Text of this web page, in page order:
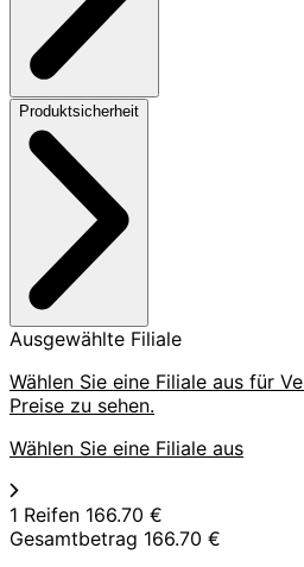
Produktsicherheit
Ausgewählte Filiale
Wählen Sie eine Filiale aus für
Preise zu sehen.
Wählen Sie eine Filiale aus
1 Reifen 166.70 €
Gesamtbetrag 166.70 €